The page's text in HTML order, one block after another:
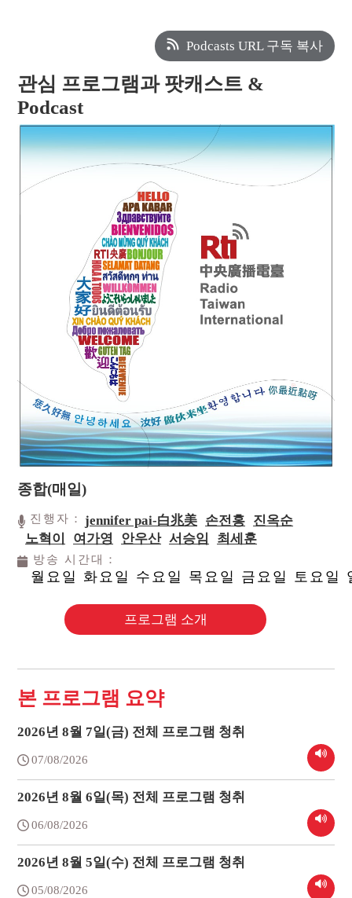
Podcasts URL 구독 복사
관심 프로그램과 팟캐스트 &
Podcast
종합(매일)
진행자： jennifer pai-白兆美 손전홍 진옥순
노혁이
여가영 안우산 서승임 최세훈
방송 시간대：
월요일 화요일 수요일 목요일 금요일 토요일
프로그램 소개
본 프로그램 요약
2026년 8월 7일(금) 전체 프로그램 청취
07/08/2026
2026년 8월 6일(목) 전체 프로그램 청취
06/08/2026
2026년 8월 5일(수) 전체 프로그램 청취
05/08/2026